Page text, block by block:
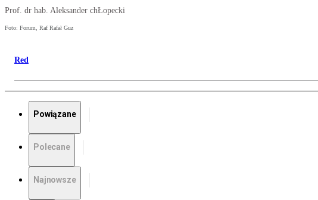
Prof. dr hab. Aleksander chŁopecki
Foto: Forum, Raf Rafał Guz
Red
Powiązane
Polecane
Najnowsze